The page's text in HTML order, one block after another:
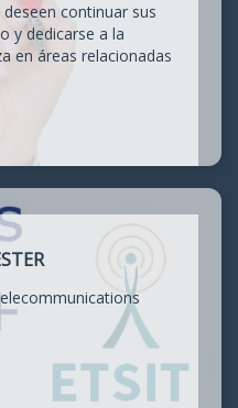
continuar sus
y dedicarse a la
en áreas relacionadas